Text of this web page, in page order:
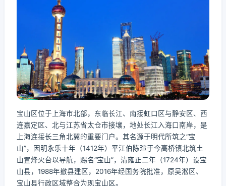
宝山区位于上海市北部，东临长江、南接虹口区与静安区、西
连嘉定区、北与江苏省太仓市接壤，地处长江入海口南岸，是
上海连接长三角北翼的重要门户。其名源于明代所筑之“宝
山”，因明永乐十年（1412年）平江伯陈瑄于今高桥镇北筑土
山置烽火台以导航，赐名“宝山”，清雍正二年（1724年）设宝
山县，1988年撤县建区，2016年经国务院批准，原吴淞区、
宝山县行政区域整合为现宝山区。